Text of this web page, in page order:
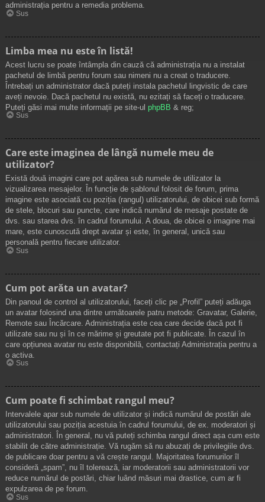
administrația pentru a remedia problema.
Sus
Limba mea nu este în listă!
Acest lucru se poate întâmpla din cauză că administrația nu a instalat
pachetul de limbă pentru forum sau nimeni nu a creat o traducere.
Întrebați un administrator dacă puteți instala pachetul lingvistic de care
aveți nevoie. Dacă pachetul nu există, nu ezitați să faceți o traducere.
Puteți găsi mai multe informații pe site-ul phpBB & reg;
Sus
Care este imaginea de lângă numele meu de
utilizator?
Există două imagini care pot apărea sub numele de utilizator la
vizualizarea mesajelor. În funcție de șablonul folosit de forum, prima
imagine este asociată cu poziția (rangul) utilizatorului, de obicei sub formă
de stele, blocuri sau puncte, care indică numărul de mesaje postate de
dvs. sau starea dvs. în cadrul forumului. A doua, de obicei o imagine mai
mare, este cunoscută drept avatar și este, în general, unică sau
personală pentru fiecare utilizator.
Sus
Cum pot arăta un avatar?
Din panoul de control al utilizatorului, faceți clic pe „Profil” puteți adăuga
un avatar folosind una dintre următoarele patru metode: Gravatar, Galerie,
Remote sau Încărcare. Administrația este cea care decide dacă pot fi
utilizate sau nu și în ce mărime și greutate pot fi publicate. În cazul în
care opțiunea avatar nu este disponibilă, contactați Administrația pentru a
o activa.
Sus
Cum poate fi schimbat rangul meu?
Intervalele apar sub numele de utilizator și indică numărul de postări ale
utilizatorului sau poziția acestuia în cadrul forumului, de ex. moderatori și
administratori. În general, nu vă puteți schimba rangul direct așa cum este
stabilit de către administrație. Vă rugăm să nu abuzați de privilegiile dvs.
de publicare doar pentru a vă crește rangul. Majoritatea forumurilor îl
consideră „spam”, nu îl tolerează, iar moderatorii sau administratorii vor
reduce numărul de postări, chiar luând măsuri mai drastice, cum ar fi
expulzarea de pe forum.
Sus